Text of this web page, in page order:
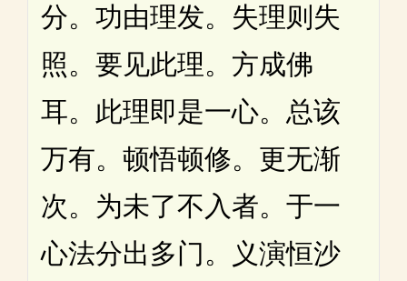
分。功由理发。失理则失
照。要见此理。方成佛
耳。此理即是一心。总该
万有。顿悟顿修。更无渐
次。为未了不入者。于一
心法分出多门。义演恒沙